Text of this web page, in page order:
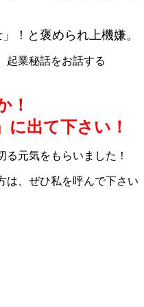
！と褒められ上機嫌。
起業秘話をお話する
！
に出て下さい！
元気をもらいました！
は、ぜひ私を呼んで下さい